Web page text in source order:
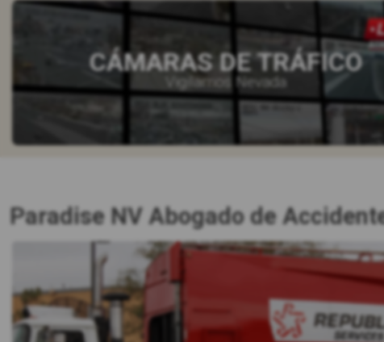
CÁMARAS DE TRÁFICO
Vigilamos Nevada
Paradise NV Abogado de